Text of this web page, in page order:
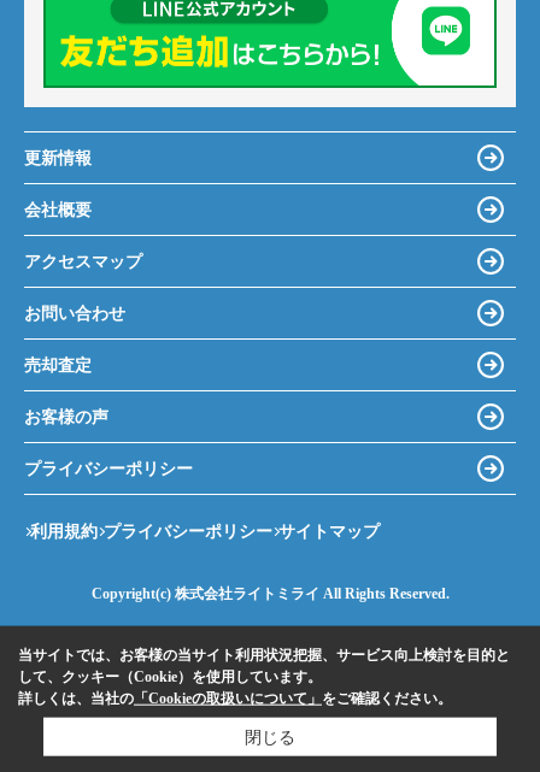
更新情報
会社概要
アクセスマップ
お問い合わせ
売却査定
お客様の声
プライバシーポリシー
利用規約 プライバシーポリシー サイトマップ
Copyright(c) 株式会社ライトミライ All Rights Reserved.
当サイトでは、お客様の当サイト利用状況把握、サービス向上検討を目的と
して、クッキー（Cookie）を使用しています。
詳しくは、当社の 「Cookieの取扱いについて」 をご確認ください。
閉じる